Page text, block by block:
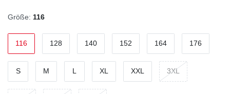
Größe: 116
116 128 140 152 164 176
S M L XL XXL 3XL